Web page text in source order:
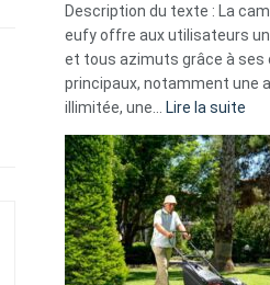
Description du texte : La
eufy offre aux utilisateurs
et tous azimuts grâce à ses
principaux, notamment une
illimitée, une…
Lire la suite
une
de
?